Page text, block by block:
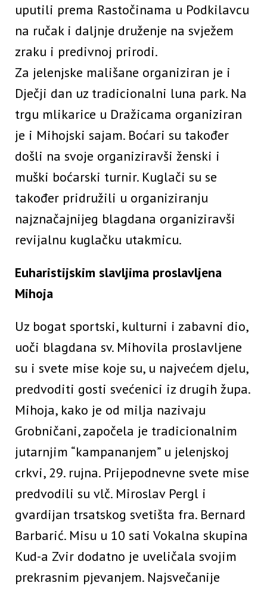
uputili prema Rastočinama u Podkilavcu
na ručak i daljnje druženje na svježem
zraku i predivnoj prirodi.
Za jelenjske mališane organiziran je i
Dječji dan uz tradicionalni luna park. Na
trgu mlikarice u Dražicama organiziran
je i Mihojski sajam. Boćari su također
došli na svoje organiziravši ženski i
muški boćarski turnir. Kuglači su se
također pridružili u organiziranju
najznačajnijeg blagdana organiziravši
revijalnu kuglačku utakmicu.
Euharistijskim slavljima proslavljena
Mihoja
Uz bogat sportski, kulturni i zabavni dio,
uoči blagdana sv. Mihovila proslavljene
su i svete mise koje su, u najvećem djelu,
predvoditi gosti svećenici iz drugih župa.
Mihoja, kako je od milja nazivaju
Grobničani, započela je tradicionalnim
jutarnjim “kampananjem” u jelenjskoj
crkvi, 29. rujna. Prijepodnevne svete mise
predvodili su vlč. Miroslav Pergl i
gvardijan trsatskog svetišta fra. Bernard
Barbarić. Misu u 10 sati Vokalna skupina
Kud-a Zvir dodatno je uveličala svojim
prekrasnim pjevanjem. Najsvečanije